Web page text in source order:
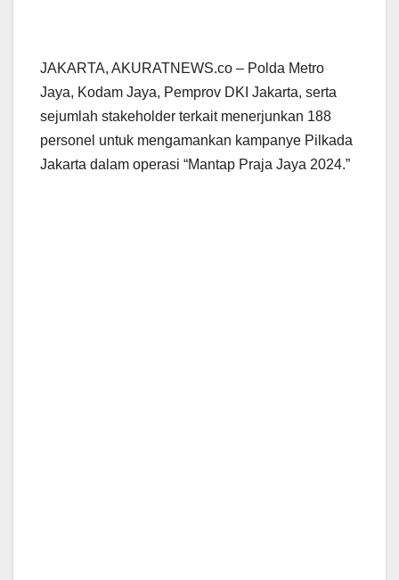
JAKARTA, AKURATNEWS.co – Polda Metro
Jaya, Kodam Jaya, Pemprov DKI Jakarta, serta
sejumlah stakeholder terkait menerjunkan 188
personel untuk mengamankan kampanye Pilkada
Jakarta dalam operasi “Mantap Praja Jaya 2024.”